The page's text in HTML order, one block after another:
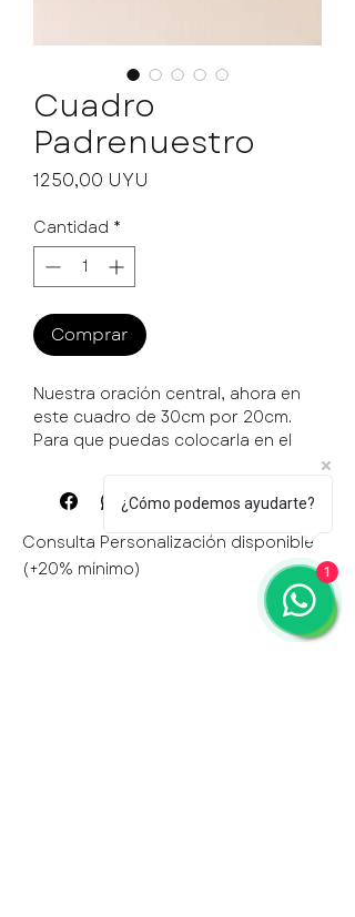
Cuadro
Padrenuestro
1250,00 UYU
Cantidad *
Comprar
Nuestra oración central, ahora en
este cuadro de 30cm por 20cm.
Para que puedas colocarla en el
Consulta Personalización disponible
(+20% mínimo)
¿Cómo podemos ayudarte?
1